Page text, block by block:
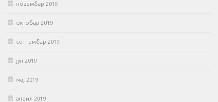
новембар 2019
октобар 2019
септембар 2019
јун 2019
мај 2019
април 2019